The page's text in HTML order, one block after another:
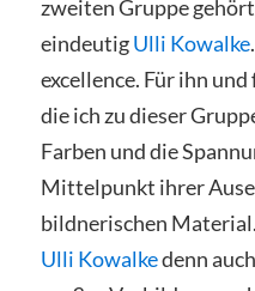
zweiten Gruppe
eindeutigUlli Kowalke
excellence. Für ihn
die ich zu dieser
Farben und die
Mittelpunkt ihrer
bildnerischen
Ulli Kowalkedenn